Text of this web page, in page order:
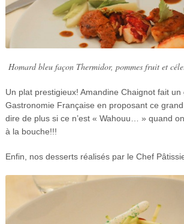
Homard bleu façon Thermidor, pommes fruit et
Un plat prestigieux! Amandine Chaignot fait
Gastronomie Française en proposant ce
dire de plus si ce n’est « Wahouu… » quand
à la bouche!!!
Enfin, nos desserts réalisés par le Chef